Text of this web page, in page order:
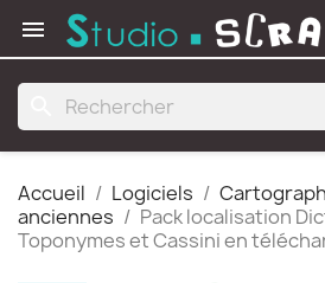

Accueil Logiciels
anciennes
Pack localisation
Toponymes et Cassini en